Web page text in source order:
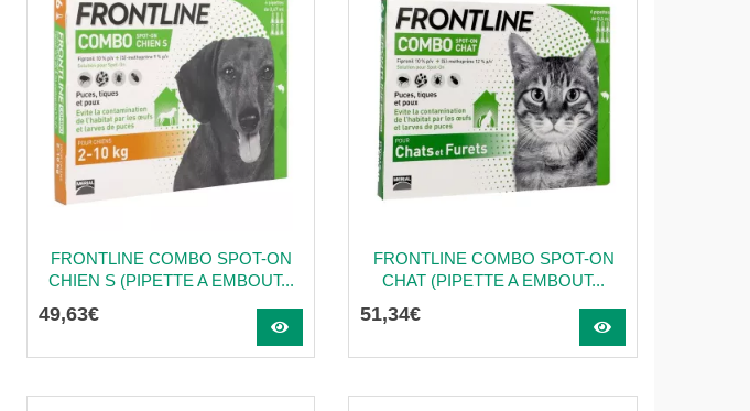
FRONTLINE COMBO SPOT-ON
CHIEN S (PIPETTE A EMBOUT...
49,63€
FRONTLINE COMBO SPOT-ON
CHAT (PIPETTE A EMBOUT...
51,34€